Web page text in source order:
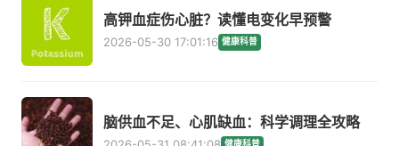
高钾血症伤心脏？读懂电变化早预警
2026-05-30 17:01:16 健康科普
脑供血不足、心肌缺血：科学调理全攻略
健康科普